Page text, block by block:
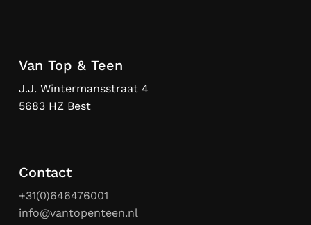
Van Top & Teen
J.J. Wintermansstraat 4
5683 HZ Best
Contact
+31(0)646476001
info@vantopenteen.nl